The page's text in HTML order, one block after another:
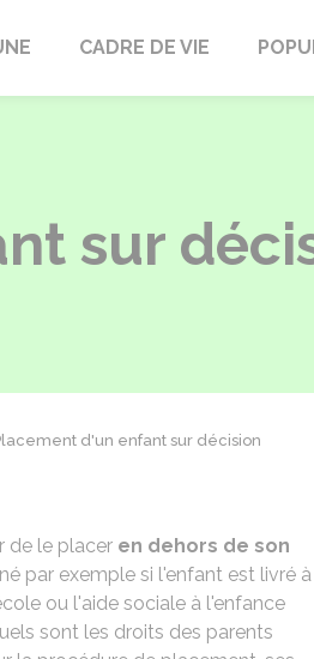
CADRE DE VIE
sur
d'un enfant sur décision
de le placer en dehors de son
par exemple si l'enfant est livré à
ou l'aide sociale à l'enfance
sont les droits des parents